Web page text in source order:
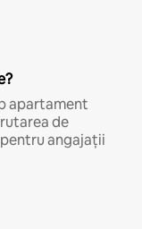
apartament
de
angajații